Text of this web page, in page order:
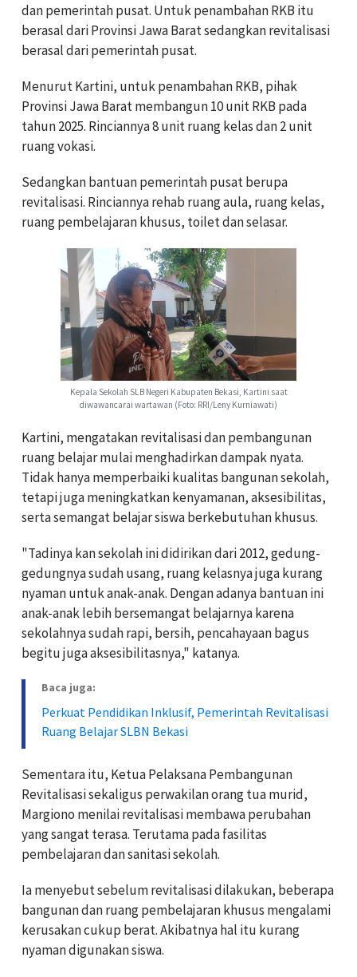
dan pemerintah pusat. Untuk penambahan RKB itu
berasal dari Provinsi Jawa Barat sedangkan revitalisasi
berasal dari pemerintah pusat.
Menurut Kartini, untuk penambahan RKB, pihak
Provinsi Jawa Barat membangun 10 unit RKB pada
tahun 2025. Rinciannya 8 unit ruang kelas dan 2 unit
ruang vokasi.
Sedangkan bantuan pemerintah pusat berupa
revitalisasi. Rinciannya rehab ruang aula, ruang kelas,
ruang pembelajaran khusus, toilet dan selasar.
Kepala Sekolah SLB Negeri Kabupaten Bekasi, Kartini saat
diwawancarai wartawan (Foto: RRI/Leny Kurniawati)
Kartini, mengatakan revitalisasi dan pembangunan
ruang belajar mulai menghadirkan dampak nyata.
Tidak hanya memperbaiki kualitas bangunan sekolah,
tetapi juga meningkatkan kenyamanan, aksesibilitas,
serta semangat belajar siswa berkebutuhan khusus.
"Tadinya kan sekolah ini didirikan dari 2012, gedung-
gedungnya sudah usang, ruang kelasnya juga kurang
nyaman untuk anak-anak. Dengan adanya bantuan ini
anak-anak lebih bersemangat belajarnya karena
sekolahnya sudah rapi, bersih, pencahayaan bagus
begitu juga aksesibilitasnya," katanya.
Baca juga:
Perkuat Pendidikan Inklusif, Pemerintah Revitalisasi
Ruang Belajar SLBN Bekasi
Sementara itu, Ketua Pelaksana Pembangunan
Revitalisasi sekaligus perwakilan orang tua murid,
Margiono menilai revitalisasi membawa perubahan
yang sangat terasa. Terutama pada fasilitas
pembelajaran dan sanitasi sekolah.
Ia menyebut sebelum revitalisasi dilakukan, beberapa
bangunan dan ruang pembelajaran khusus mengalami
kerusakan cukup berat. Akibatnya hal itu kurang
nyaman digunakan siswa.